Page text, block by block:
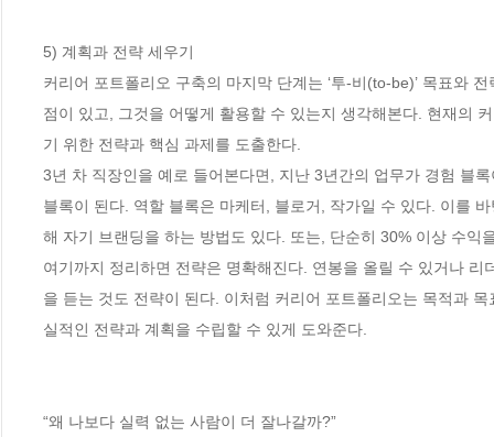
5) 계획과 전략 세우기
커리어 포트폴리오 구축의 마지막 단계는 ‘투-비(to-be)’ 목표와
점이 있고, 그것을 어떻게 활용할 수 있는지 생각해본다. 현재의
기 위한 전략과 핵심 과제를 도출한다.
3년 차 직장인을 예로 들어본다면, 지난 3년간의 업무가 경험 블
블록이 된다. 역할 블록은 마케터, 블로거, 작가일 수 있다. 이를
해 자기 브랜딩을 하는 방법도 있다. 또는, 단순히 30% 이상 수익
여기까지 정리하면 전략은 명확해진다. 연봉을 올릴 수 있거나
을 듣는 것도 전략이 된다. 이처럼 커리어 포트폴리오는 목적과
실적인 전략과 계획을 수립할 수 있게 도와준다.
“왜 나보다 실력 없는 사람이 더 잘나갈까?”